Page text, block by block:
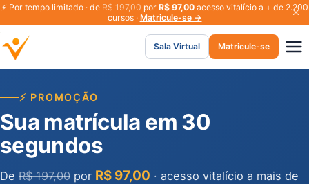
⚡ Por tempo limitado · deR$ 197,00por R$ 97,00acesso vitalício a + de 2.200
cursos · Matricule-se →
Sala Virtual Matricule-se
⚡ PROMOÇÃO
Sua matrícula em 30
segundos
De R$ 197,00 por R$ 97,00 · acesso vitalício a mais de